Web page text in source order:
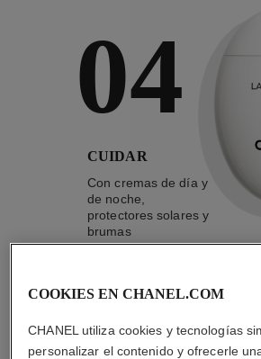
04
CUIDAR
Con cremas de día y
de noche,
protectores solares y
brumas
anticontaminación
COOKIES EN CHANEL.COM
CHANEL utiliza cookies y tecnologías
personalizar el contenido y ofrecerle